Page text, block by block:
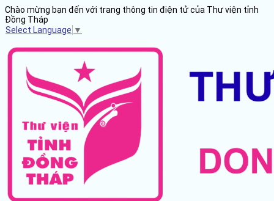
Chào mừng bạn đến với trang thông tin điện tử của Thư viện tỉnh
Đồng Tháp
Select Language ▼